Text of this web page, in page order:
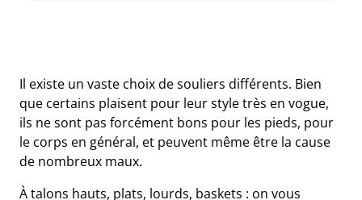
Il existe un vaste choix de souliers différents. Bien
que certains plaisent pour leur style très en vogue,
ils ne sont pas forcément bons pour les pieds, pour
le corps en général, et peuvent même être la cause
de nombreux maux.
À talons hauts, plats, lourds, baskets : on vous